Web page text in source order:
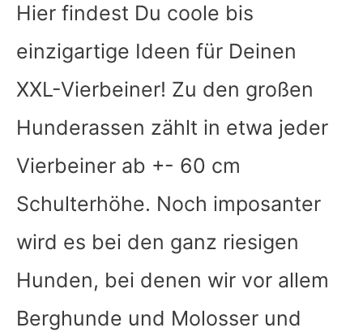
Hier findest Du coole bis
einzigartige Ideen für Deinen
XXL-Vierbeiner! Zu den großen
Hunderassen zählt in etwa jeder
Vierbeiner ab +- 60 cm
Schulterhöhe. Noch imposanter
wird es bei den ganz riesigen
Hunden, bei denen wir vor allem
Berghunde und Molosser und